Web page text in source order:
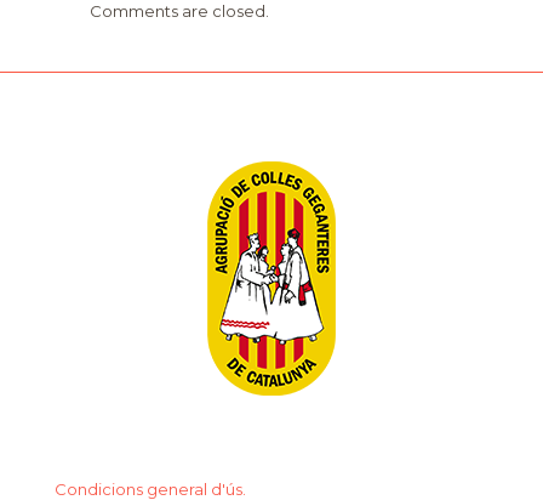
Comments are closed.
Condicions general d'ús.